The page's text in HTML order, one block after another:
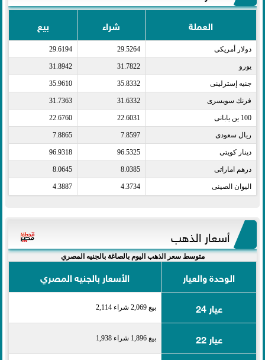
العملة شراء بيع
دولار أمريكى​ 29.5264
29.6194
يورو​ 31.7822
31.8942
جنيه إسترلينى​ 35.8332
35.9610
فرنك سويسرى​ 31.6332
31.7363
100 ين يابانى​ 22.6031
22.6760
ريال سعودى​ 7.8597
7.8865
دينار كويتى​ 96.5325
96.9318
درهم اماراتى​ 8.0385
8.0645
اليوان الصينى​ 4.3734
4.3887
أسعار الذهب
متوسط سعر الذهب اليوم بالصاغة بالجنيه المصري
الوحدة والعيار
الأسعار بالجنيه المصري
عيار 24
بيع 2,069 شراء 2,114
عيار 22 بيع 1,896 شراء 1,938